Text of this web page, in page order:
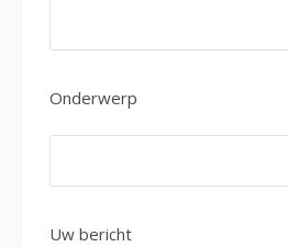
Onderwerp
Uw bericht